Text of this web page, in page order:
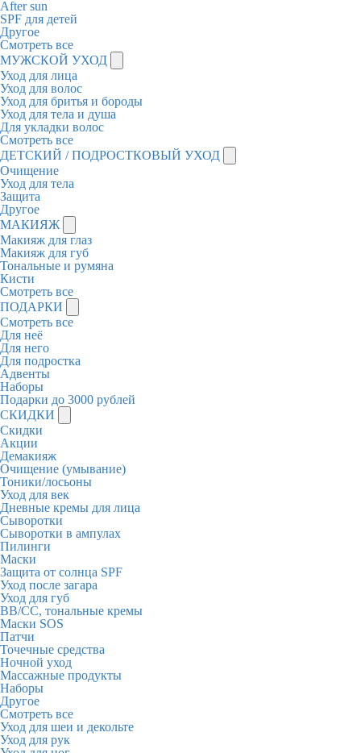
After sun
SPF для детей
Другое
Смотреть все
МУЖСКОЙ УХОД
Уход для лица
Уход для волос
Уход для бритья и бороды
Уход для тела и душа
Для укладки волос
Смотреть все
ДЕТСКИЙ / ПОДРОСТКОВЫЙ УХОД
Очищение
Уход для тела
Защита
Другое
МАКИЯЖ
Макияж для глаз
Макияж для губ
Тональные и румяна
Кисти
Смотреть все
ПОДАРКИ
Смотреть все
Для неё
Для него
Для подростка
Адвенты
Наборы
Подарки до 3000 рублей
СКИДКИ
Скидки
Акции
Демакияж
Очищение (умывание)
Тоники/лосьоны
Уход для век
Дневные кремы для лица
Сыворотки
Сыворотки в ампулах
Пилинги
Маски
Защита от солнца SPF
Уход после загара
Уход для губ
BB/CC, тональные кремы
Маски SOS
Патчи
Точечные средства
Ночной уход
Массажные продукты
Наборы
Другое
Смотреть все
Уход для шеи и декольте
Уход для рук